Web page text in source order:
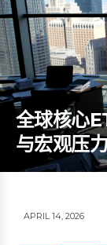
全球核心
与宏观压
APRIL 14, 2026